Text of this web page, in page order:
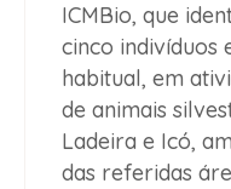
ICMBio, que
cinco indivíduos
habitual, em
de animais
Ladeira e Icó,
das referidas